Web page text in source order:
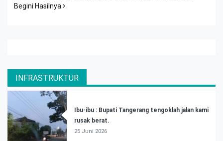
Begini Hasilnya
INFRASTRUKTUR
Ibu-ibu : Bupati Tangerang tengoklah jalan kami
rusak berat.
25 Juni 2026